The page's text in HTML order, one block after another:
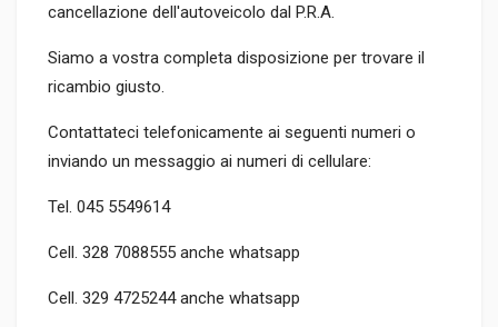
cancellazione dell'autoveicolo dal P.R.A.
Siamo a vostra completa disposizione per trovare il
ricambio giusto.
Contattateci telefonicamente ai seguenti numeri o
inviando un messaggio ai numeri di cellulare:
Tel. 045 5549614
Cell. 328 7088555 anche whatsapp
Cell. 329 4725244 anche whatsapp